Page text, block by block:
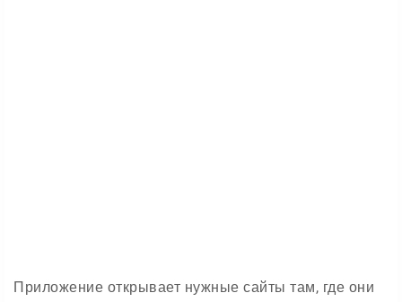
Приложение открывает нужные сайты там, где они